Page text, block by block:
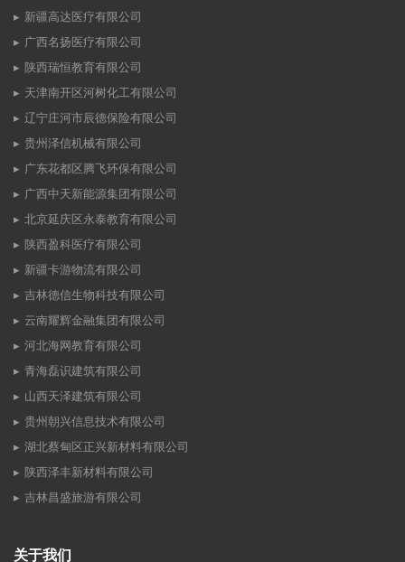
新疆高达医疗有限公司
广西名扬医疗有限公司
陕西瑞恒教育有限公司
天津南开区河树化工有限公司
辽宁庄河市辰德保险有限公司
贵州泽信机械有限公司
广东花都区腾飞环保有限公司
广西中天新能源集团有限公司
北京延庆区永泰教育有限公司
陕西盈科医疗有限公司
新疆卡游物流有限公司
吉林德信生物科技有限公司
云南耀辉金融集团有限公司
河北海网教育有限公司
青海磊识建筑有限公司
山西天泽建筑有限公司
贵州朝兴信息技术有限公司
湖北蔡甸区正兴新材料有限公司
陕西泽丰新材料有限公司
吉林昌盛旅游有限公司
关于我们